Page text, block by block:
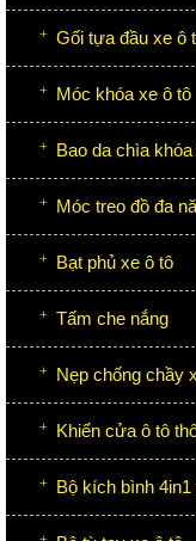
Gối tựa đầu xe ô
Móc khóa xe ô tô
Bao da chìa
Móc treo đồ đa
Bạt phủ xe ô tô
Tấm che nắng
Nẹp chống chầy
Khiển cửa ô tô
Bộ kích bình